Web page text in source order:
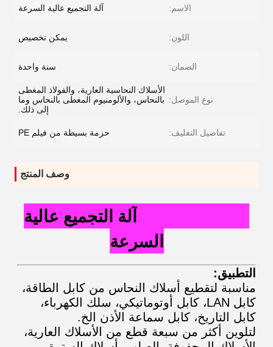
الاسم: آلة التجميع عالية السرعة
اللون: يمكن تخصيص
الضمان: سنة واحدة
نوع الموصل:
الأسلاك النحاسية العارية، والفولاذ المغطى
بالنحاس، والألومنيوم المغطى بالنحاس وما
إلى ذلك.
تفاصيل التغليف: حزمة بسيطة من فيلم PE
وصف المنتج
PY-Φ600PLCHآلة التجميع عالية
السرعة
التطبيق:
مناسبة لتقطيع أسلاك النحاس من كابل الطاقة،
كابل LAN، كابل أوتوماتيكي، سلك الكهرباء،
كابل التاريخ، كابل سماعة الأذن الخ.
لتلوين أكثر من سبعة قطع من الأسلاك العارية،